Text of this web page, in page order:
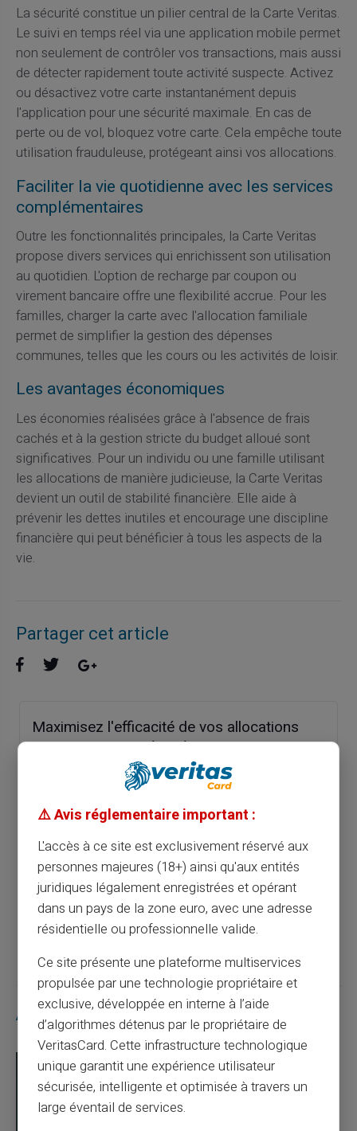
La sécurité constitue un pilier central de la Carte Veritas.
Le suivi en temps réel via une application mobile permet
non seulement de contrôler vos transactions, mais aussi
de détecter rapidement toute activité suspecte. Activez
ou désactivez votre carte instantanément depuis
l'application pour une sécurité maximale. En cas de
perte ou de vol, bloquez votre carte. Cela empêche toute
utilisation frauduleuse, protégeant ainsi vos allocations.
Faciliter la vie quotidienne avec les services
complémentaires
Outre les fonctionnalités principales, la Carte Veritas
propose divers services qui enrichissent son utilisation
au quotidien. L'option de recharge par coupon ou
virement bancaire offre une flexibilité accrue. Pour les
familles, charger la carte avec l'allocation familiale
permet de simplifier la gestion des dépenses
communes, telles que les cours ou les activités de loisir.
Les avantages économiques
Les économies réalisées grâce à l'absence de frais
cachés et à la gestion stricte du budget alloué sont
significatives. Pour un individu ou une famille utilisant
les allocations de manière judicieuse, la Carte Veritas
devient un outil de stabilité financière. Elle aide à
prévenir les dettes inutiles et encourage une discipline
financière qui peut bénéficier à tous les aspects de la
vie.
Partager cet article
Maximisez l'efficacité de vos allocations
avec une carte prépayée
Article précédent
Maîtriser les dépenses familiales avec une
carte prépayée
Article suivant
Articles similaires
⚠️ Avis réglementaire important :
L'accès à ce site est exclusivement réservé aux
personnes majeures (18+) ainsi qu'aux entités
juridiques légalement enregistrées et opérant
dans un pays de la zone euro, avec une adresse
résidentielle ou professionnelle valide.
Ce site présente une plateforme multiservices
propulsée par une technologie propriétaire et
exclusive, développée en interne à l’aide
d’algorithmes détenus par le propriétaire de
VeritasCard. Cette infrastructure technologique
unique garantit une expérience utilisateur
sécurisée, intelligente et optimisée à travers un
large éventail de services.